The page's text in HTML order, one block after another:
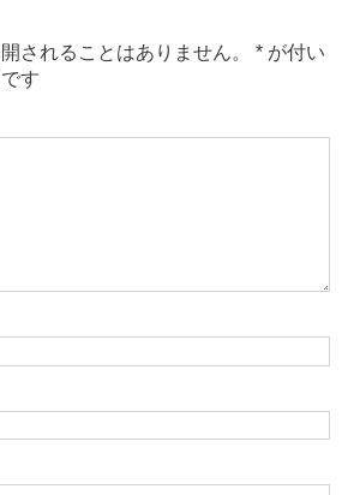
されることはありません。 * が付い
す